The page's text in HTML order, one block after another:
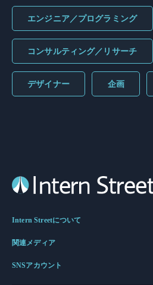
エンジニア／プログラミング
コンサルティング／リサーチ
デザイナー 企画
Intern Streetについて
関連メディア
SNSアカウント